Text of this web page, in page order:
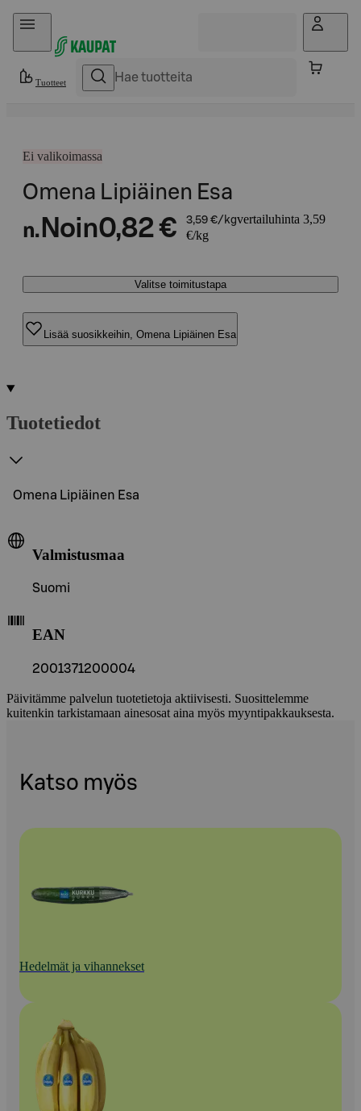
Hyppää sisältöön
Tuotteet
Ei valikoimassa
Omena Lipiäinen Esa
n. Noin0,82 € 3,59 €/kgvertailuhinta 3,59
€/kg
Valitse toimitustapa
Lisää suosikkeihin, Omena Lipiäinen Esa
Tuotetiedot
Omena Lipiäinen Esa
Valmistusmaa
Suomi
EAN
2001371200004
Päivitämme palvelun tuotetietoja aktiivisesti. Suosittelemme
kuitenkin tarkistamaan ainesosat aina myös myyntipakkauksesta.
Katso myös
Hedelmät ja vihannekset